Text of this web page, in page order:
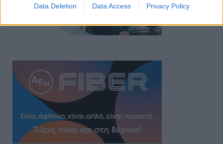
Data Deletion Data Access Privacy Policy